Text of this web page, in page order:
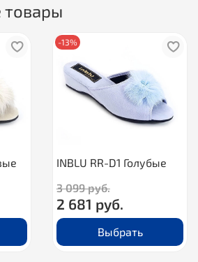
товары
-13%
INBLU RR-D1 Голубые
3 099 руб.
2 681 руб.
Выбрать